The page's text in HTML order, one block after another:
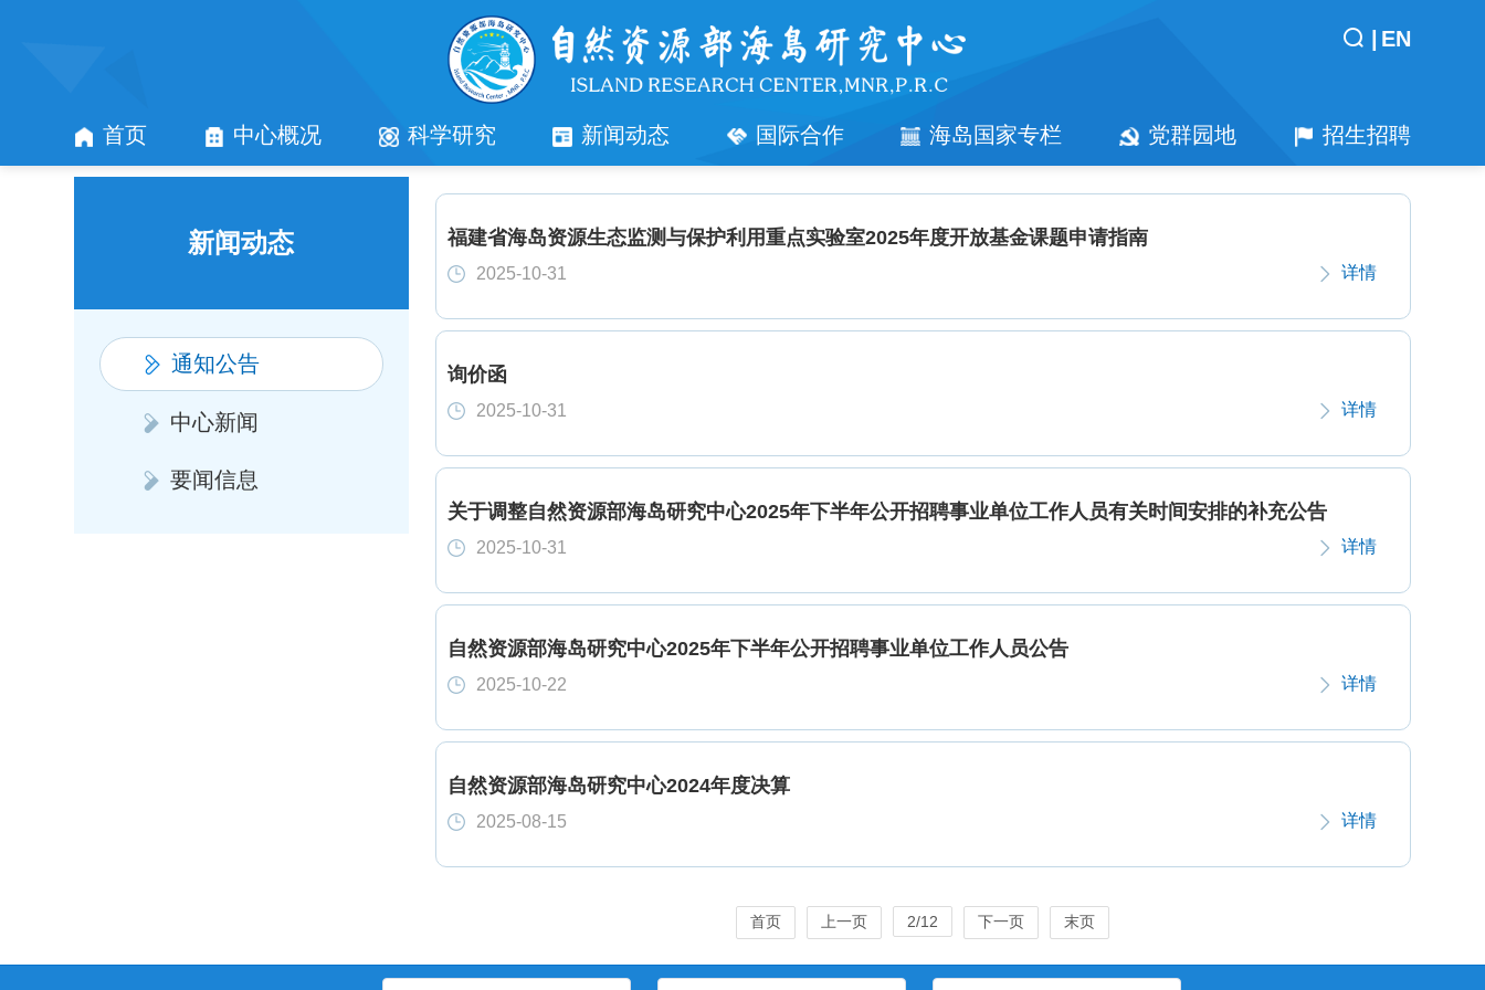
EN
首页 中心概况 科学研究 新闻动态 国际合作 海岛国家专栏 党群园地 招生招聘
新闻动态
通知公告
中心新闻
要闻信息
福建省海岛资源生态监测与保护利用重点实验室2025年度开放基金课题申请指南
2025-10-31 详情
询价函
2025-10-31 详情
关于调整自然资源部海岛研究中心2025年下半年公开招聘事业单位工作人员有关时间安排的补充公告
2025-10-31 详情
自然资源部海岛研究中心2025年下半年公开招聘事业单位工作人员公告
2025-10-22 详情
自然资源部海岛研究中心2024年度决算
2025-08-15 详情
首页 上一页 2/12 下一页 末页